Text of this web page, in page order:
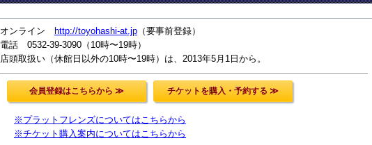
オンライン http://toyohashi-at.jp （要事前登録）
電話 0532-39-3090（10時〜19時）
店頭取扱い（休館日以外の10時〜19時）は、2013年5月1日から。
※プラットフレンズについてはこちらから
※チケット購入案内についてはこちらから